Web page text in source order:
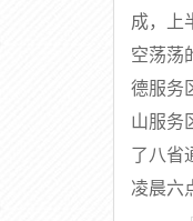
成，上
空荡荡
德服务
山服务
了八省
凌晨六